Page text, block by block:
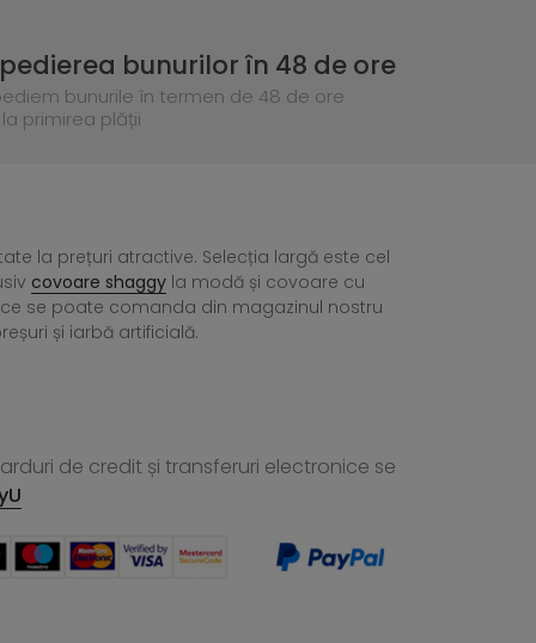
bunurilor în 48 de ore
bunurile în termen de 48 de ore
primirea plății
la prețuri atractive. Selecția largă este cel
covoare shaggy la modă și covoare cu
se poate comanda din magazinul nostru
și iarbă artificială.
de credit și transferuri electronice se